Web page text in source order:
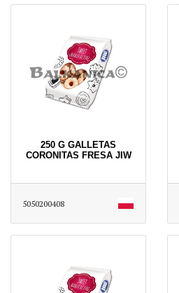
250 G GALLETAS
CORONITAS FRESA JIW
5050200408